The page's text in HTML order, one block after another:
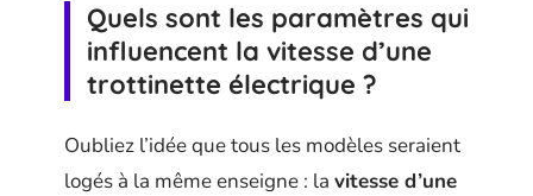
Quels sont les paramètres qui
influencent la vitesse d’une
trottinette électrique ?
Oubliez l’idée que tous les modèles seraient
logés à la même enseigne : la vitesse d’une